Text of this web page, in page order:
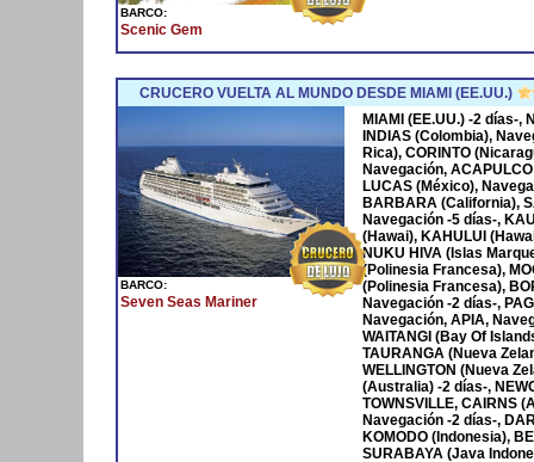
BARCO:
Scenic Gem
CRUCERO VUELTA AL MUNDO DESDE MIAMI (EE.UU.)
BARCO:
Seven Seas Mariner
MIAMI (EE.UU.) -2 días-,
INDIAS (Colombia),
Rica), CORINTO
Navegación,
LUCAS (México),
BARBARA (California),
Navegación -5 días-,
(Hawai), KAHULUI
NUKU HIVA (Islas
(Polinesia Francesa),
(Polinesia Francesa),
Navegación -2 días-,
Navegación, APIA,
WAITANGI (Bay Of
TAURANGA (Nueva
WELLINGTON (Nueva
(Australia) -2 días-,
TOWNSVILLE, CAIRNS
Navegación -2 días-,
KOMODO (Indonesia),
SURABAYA (Java